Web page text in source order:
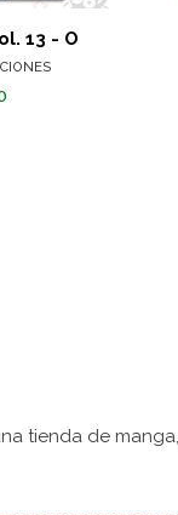
13 - O
tienda de